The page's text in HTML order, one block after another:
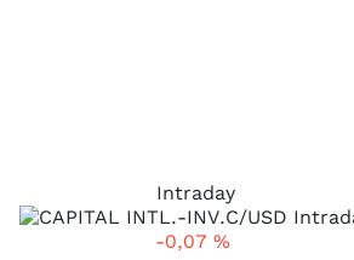
Intraday
-0,07 %